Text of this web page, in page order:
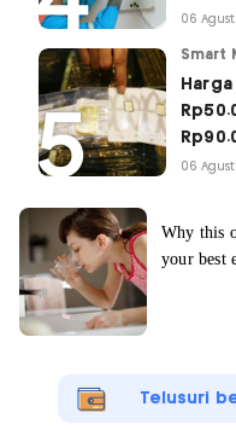
06
Smart
06
Telusuri